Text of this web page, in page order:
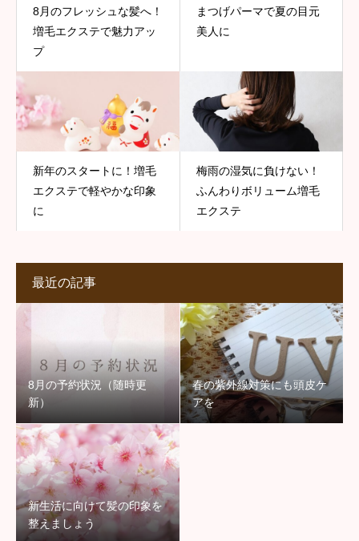
8月のフレッシュな髪へ！
増毛エクステで魅力アッ
プ
まつげパーマで夏の目元
美人に
新年のスタートに！増毛
エクステで軽やかな印象
に
梅雨の湿気に負けない！
ふんわりボリューム増毛
エクステ
最近の記事
8月の予約状況（随時更
新）
春の紫外線対策にも頭皮ケ
アを
新生活に向けて髪の印象を
整えましょう